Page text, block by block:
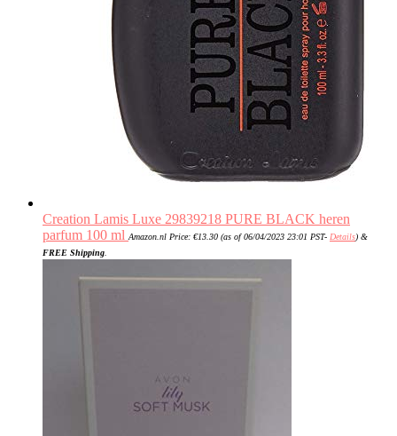
Creation Lamis Luxe 29839218 PURE BLACK heren
parfum 100 ml Amazon.nl Price: €13.30 (as of 06/04/2023 23:01 PST- Details) &
FREE Shipping